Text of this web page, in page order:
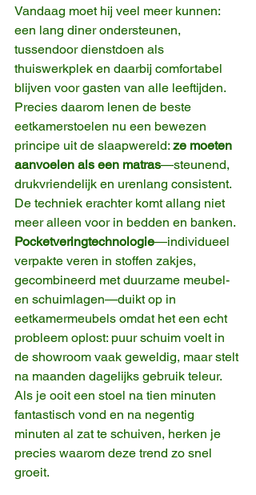
Vandaag moet hij veel meer kunnen:
een lang diner ondersteunen,
tussendoor dienstdoen als
thuiswerkplek en daarbij comfortabel
blijven voor gasten van alle leeftijden.
Precies daarom lenen de beste
eetkamerstoelen nu een bewezen
principe uit de slaapwereld: ze moeten
aanvoelen als een matras—steunend,
drukvriendelijk en urenlang consistent.
De techniek erachter komt allang niet
meer alleen voor in bedden en banken.
Pocketveringtechnologie—individueel
verpakte veren in stoffen zakjes,
gecombineerd met duurzame meubel-
en schuimlagen—duikt op in
eetkamermeubels omdat het een echt
probleem oplost: puur schuim voelt in
de showroom vaak geweldig, maar stelt
na maanden dagelijks gebruik teleur.
Als je ooit een stoel na tien minuten
fantastisch vond en na negentig
minuten al zat te schuiven, herken je
precies waarom deze trend zo snel
groeit.